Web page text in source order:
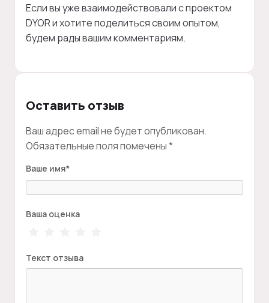
Если вы уже взаимодействовали с проектом
DYOR и хотите поделиться своим опытом,
будем рады вашим комментариям.
Оставить отзыв
Ваш адрес email не будет опубликован.
Обязательные поля помечены*
Ваше имя*
Ваша оценка
Текст отзыва